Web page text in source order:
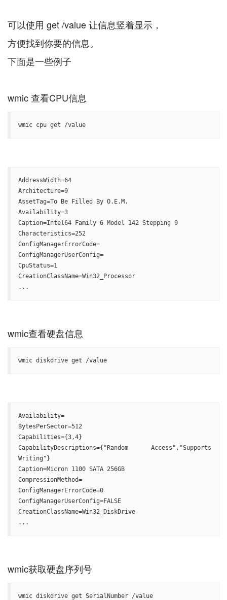
可以使用 get /value 让信息竖着显示，
方便找到你要的信息。
下面是一些例子
AddressWidth=64
Architecture=9
AssetTag=To Be Filled By O.E.M.
Availability=3
Caption=Intel64 Family 6 Model 142 Stepping 9
Characteristics=252
ConfigManagerErrorCode=
ConfigManagerUserConfig=
CpuStatus=1
CreationClassName=Win32_Processor
...
Availability=
BytesPerSector=512
Capabilities={3,4}
CapabilityDescriptions={"Random Access","Supports
Writing"}
Caption=Micron 1100 SATA 256GB
CompressionMethod=
ConfigManagerErrorCode=0
ConfigManagerUserConfig=FALSE
CreationClassName=Win32_DiskDrive
...
wmic diskdrive get SerialNumber /value